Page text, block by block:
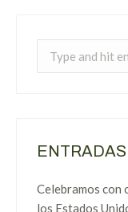
Celebramos con
los Estados